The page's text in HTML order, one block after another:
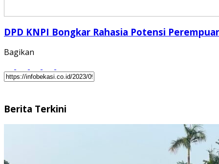
DPD KNPI Bongkar Rahasia Potensi
Bagikan
Berita Terkini